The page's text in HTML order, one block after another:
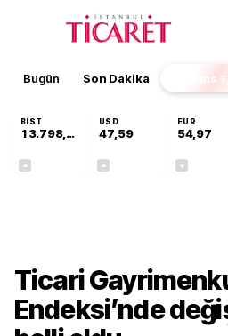
Bugün Son Dakika Finans
BIST
13.798,82
USD
47,59
EUR
54,97
Ticari
Endeksi’nde